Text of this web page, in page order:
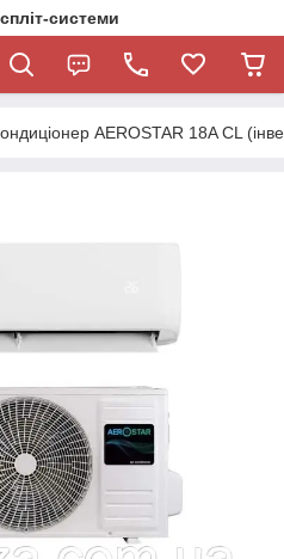
системи
AEROSTAR 18A CL